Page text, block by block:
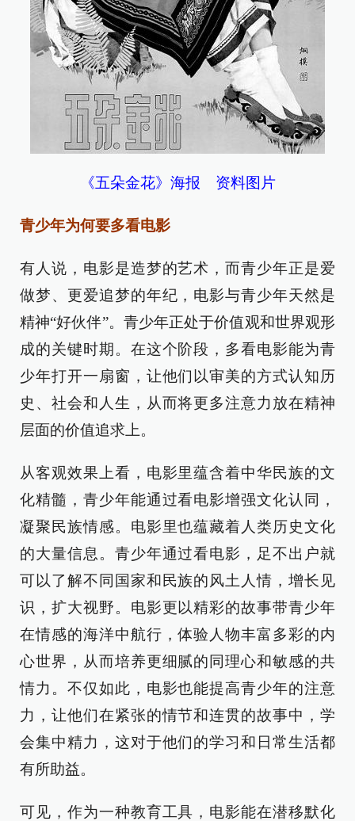
《五朵金花》海报 资料图片
青少年为何要多看电影
有人说，电影是造梦的艺术，而青少年正是爱
做梦、更爱追梦的年纪，电影与青少年天然是
精神“好伙伴”。青少年正处于价值观和世界观形
成的关键时期。在这个阶段，多看电影能为青
少年打开一扇窗，让他们以审美的方式认知历
史、社会和人生，从而将更多注意力放在精神
层面的价值追求上。
从客观效果上看，电影里蕴含着中华民族的文
化精髓，青少年能通过看电影增强文化认同，
凝聚民族情感。电影里也蕴藏着人类历史文化
的大量信息。青少年通过看电影，足不出户就
可以了解不同国家和民族的风土人情，增长见
识，扩大视野。电影更以精彩的故事带青少年
在情感的海洋中航行，体验人物丰富多彩的内
心世界，从而培养更细腻的同理心和敏感的共
情力。不仅如此，电影也能提高青少年的注意
力，让他们在紧张的情节和连贯的故事中，学
会集中精力，这对于他们的学习和日常生活都
有所助益。
可见，作为一种教育工具，电影能在潜移默化